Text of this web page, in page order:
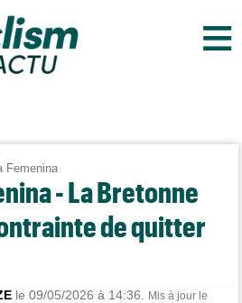
≡
Femenina
- La Bretonne
de quitter
le 09/05/2026 à 14:36.
Mis à jour le